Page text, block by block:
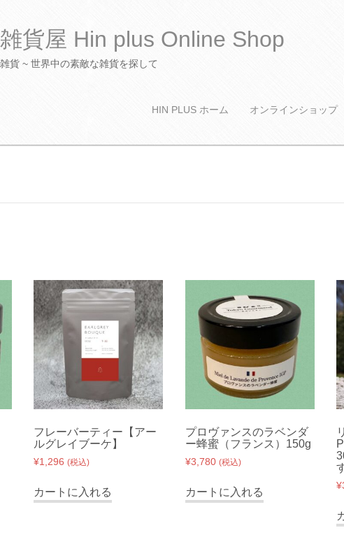
貨屋 Hin plus Online Shop
貨 ~ 世界中の素敵な雑貨を探して
HIN PLUS ホーム オンラインショップ
フレーバーティー【アー
ルグレイブーケ】
¥1,296 (税込)
カートに入れる
プロヴァンスのラベンダ
ー蜂蜜（フランス）150g
¥3,780 (税込)
カートに入れる
¥